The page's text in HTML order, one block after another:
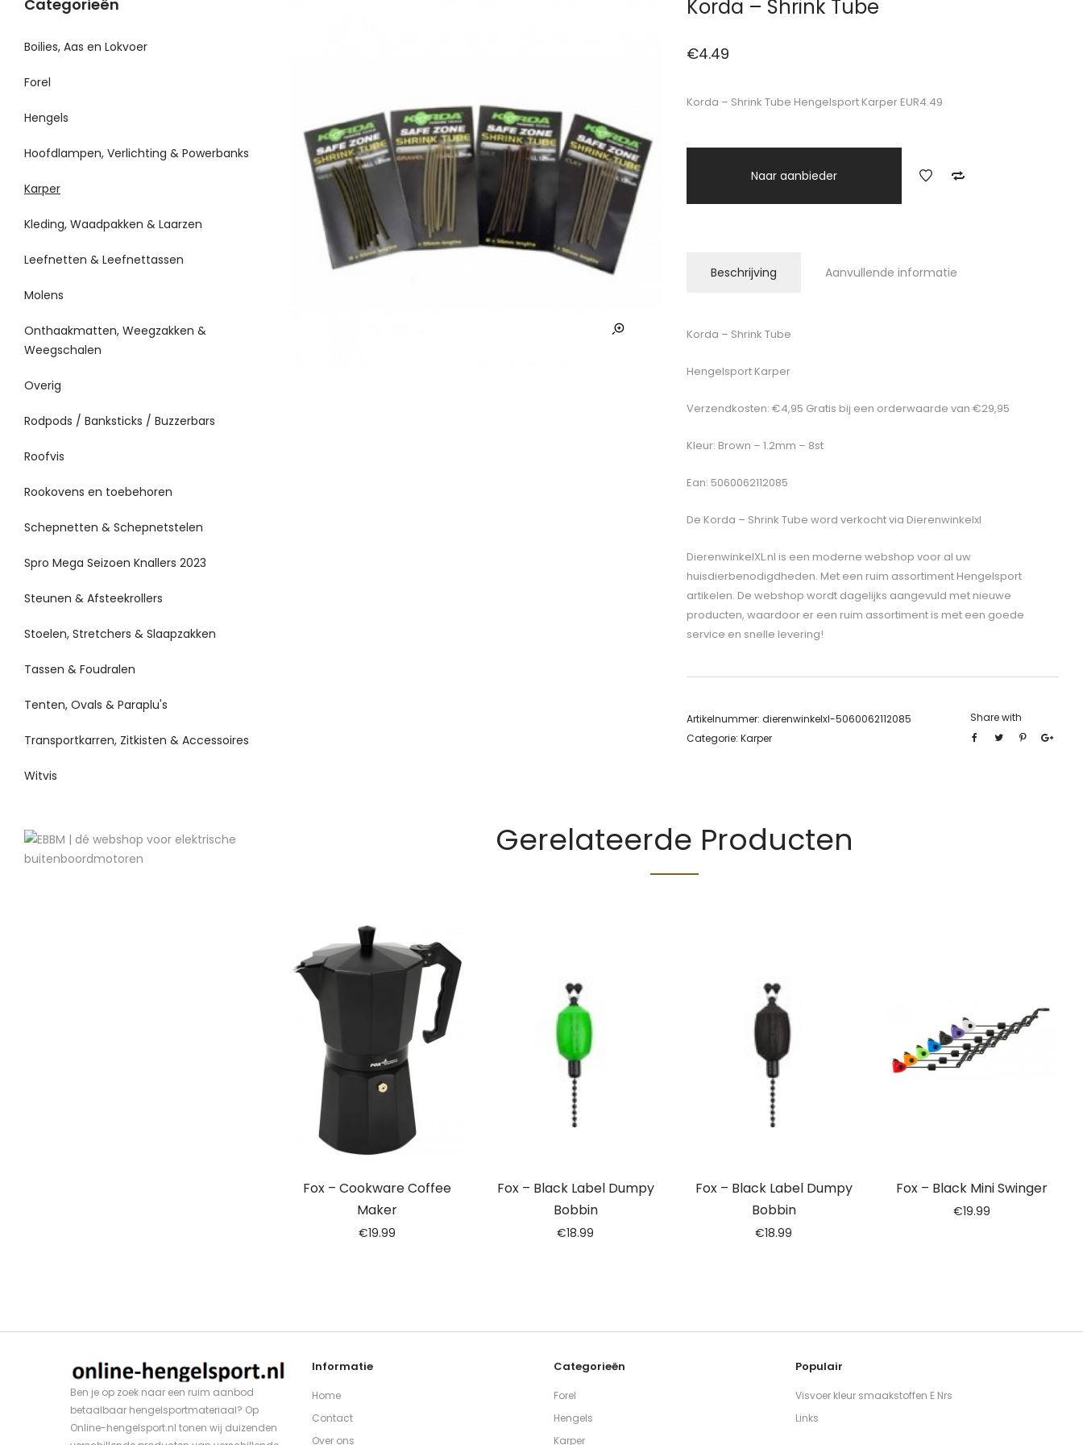
Korda – Shrink Tube
€4.49
Korda – Shrink Tube Hengelsport Karper EUR4.49
Naar aanbieder
Beschrijving Aanvullende informatie
Korda – Shrink Tube
Hengelsport Karper
Verzendkosten: €4,95 Gratis bij een orderwaarde van €29,95
Kleur: Brown – 1.2mm – 8st
Ean: 5060062112085
De Korda – Shrink Tube word verkocht via Dierenwinkelxl
DierenwinkelXL.nl is een moderne webshop voor al uw
huisdierbenodigdheden. Met een ruim assortiment Hengelsport
artikelen. De webshop wordt dagelijks aangevuld met nieuwe
producten, waardoor er een ruim assortiment is met een goede
service en snelle levering!
Artikelnummer: dierenwinkelxl-5060062112085
Categorie: Karper
Share with
Gerelateerde Producten
Fox – Cookware Coffee
Maker
€19.99
Fox – Black Label Dumpy
Bobbin
€18.99
Fox – Black Label Dumpy
Bobbin
€18.99
Fox – Black Mini Swinger
€19.99
Categorieën
Boilies, Aas en Lokvoer
Forel
Hengels
Hoofdlampen, Verlichting & Powerbanks
Karper
Kleding, Waadpakken & Laarzen
Leefnetten & Leefnettassen
Molens
Onthaakmatten, Weegzakken &
Weegschalen
Overig
Rodpods / Banksticks / Buzzerbars
Roofvis
Rookovens en toebehoren
Schepnetten & Schepnetstelen
Spro Mega Seizoen Knallers 2023
Steunen & Afsteekrollers
Stoelen, Stretchers & Slaapzakken
Tassen & Foudralen
Tenten, Ovals & Paraplu's
Transportkarren, Zitkisten & Accessoires
Witvis
Ben je op zoek naar een ruim aanbod
betaalbaar hengelsportmateriaal? Op
Online-hengelsport.nl tonen wij duizenden
Informatie
Home
Contact
Over ons
Categorieën
Forel
Hengels
Karper
Populair
Visvoer kleur smaakstoffen E Nrs
Links